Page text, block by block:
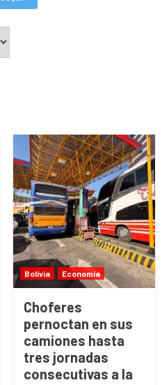
Bolivia Economía
Choferes
pernoctan en sus
camiones hasta
tres jornadas
consecutivas a la